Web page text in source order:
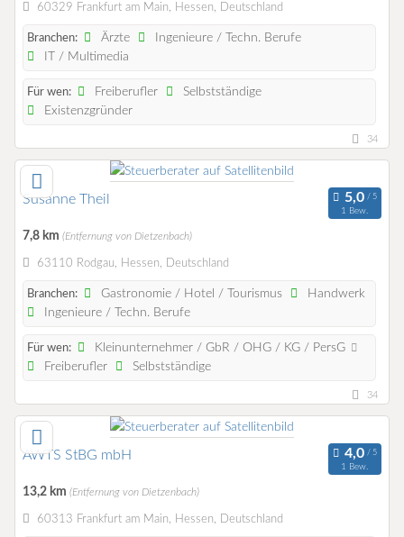
60329 Frankfurt am Main, Hessen, Deutschland
Branchen: Ärzte
Ingenieure / Techn. Berufe
IT / Multimedia
Für wen: Freiberufler
Selbstständige
Existenzgründer
34
Susanne Theil
1 Bew.
7,8 km (Entfernung von Dietzenbach)
63110 Rodgau, Hessen, Deutschland
Branchen: Gastronomie / Hotel / Tourismus
Handwerk
Ingenieure / Techn. Berufe
Für wen:
Kleinunternehmer / GbR / OHG / KG / PersG
Freiberufler
Selbstständige
34
AWTS StBG mbH
1 Bew.
13,2 km (Entfernung von Dietzenbach)
60313 Frankfurt am Main, Hessen, Deutschland